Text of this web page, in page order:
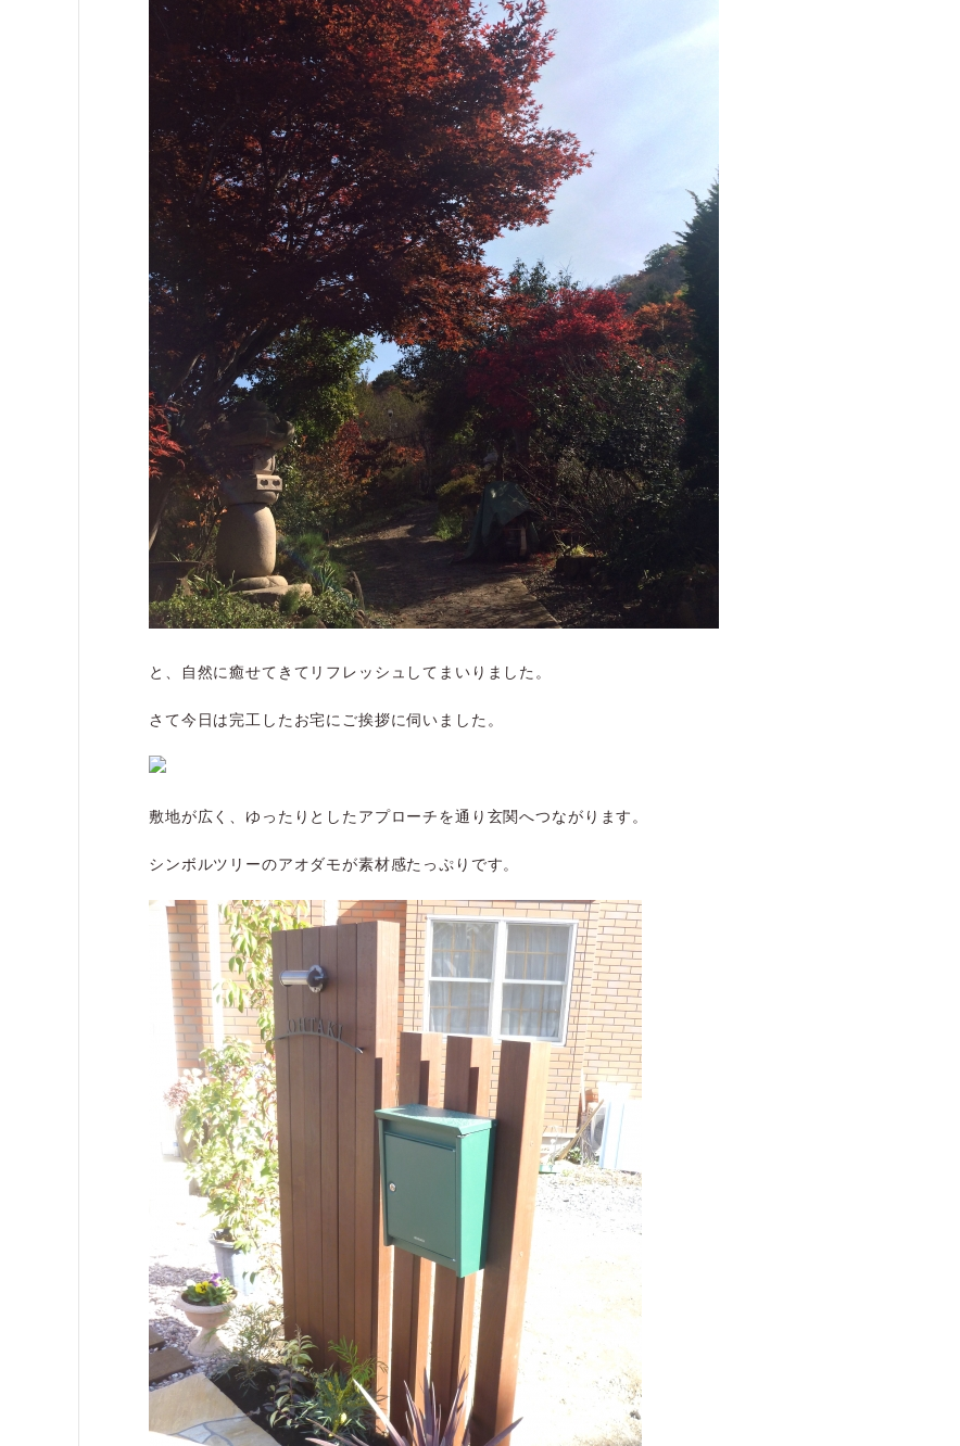
と、自然に癒せてきてリフレッシュしてまいりました。
さて今日は完工したお宅にご挨拶に伺いました。
敷地が広く、ゆったりとしたアプローチを通り玄関へつながります。
シンボルツリーのアオダモが素材感たっぷりです。